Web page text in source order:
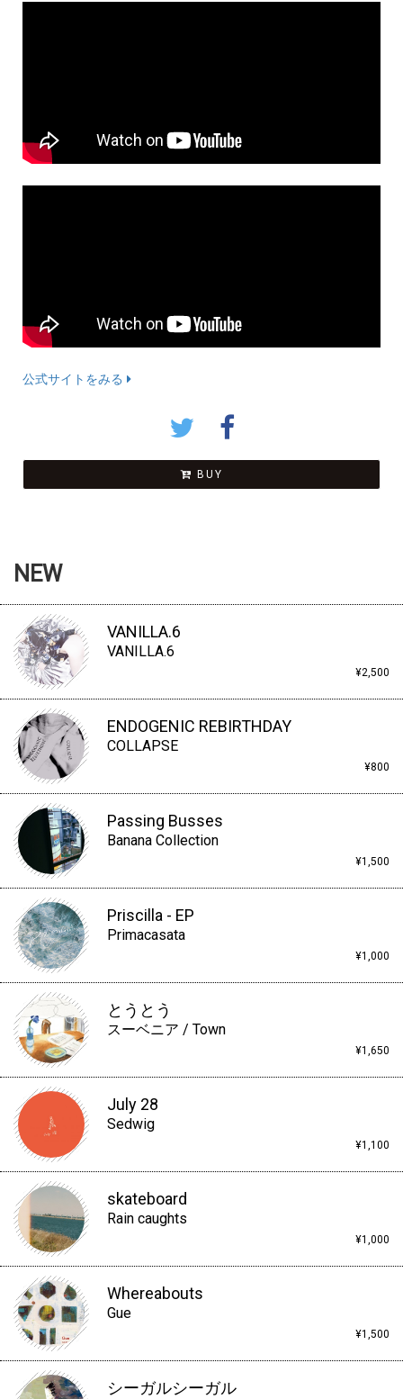
公式サイトをみる
BUY
NEW
VANILLA.6
VANILLA.6
¥2,500
ENDOGENIC REBIRTHDAY
COLLAPSE
¥800
Passing Busses
Banana Collection
¥1,500
Priscilla - EP
Primacasata
¥1,000
とうとう
スーベニア / Town
¥1,650
July 28
Sedwig
¥1,100
skateboard
Rain caughts
¥1,000
Whereabouts
Gue
¥1,500
シーガルシーガル